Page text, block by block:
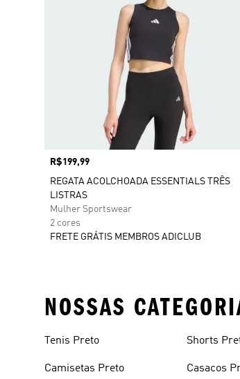
Preço
R$199,99
REGATA ACOLCHOADA ESSENTIALS TRÊS
LISTRAS
Mulher Sportswear
2 cores
FRETE GRÁTIS MEMBROS ADICLUB
NOSSAS
Tenis Preto
Camisetas Preto
Shorts
Casacos